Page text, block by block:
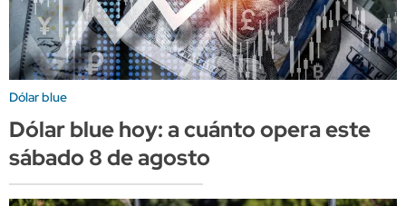
Dólar blue
Dólar blue hoy: a cuánto opera este
sábado 8 de agosto